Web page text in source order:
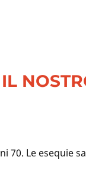
70. Le esequie